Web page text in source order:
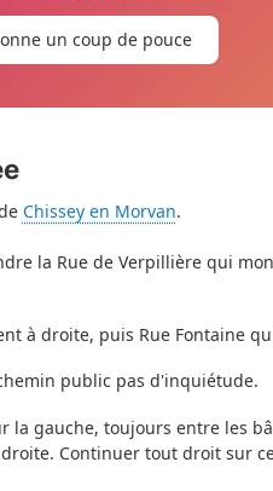
un coup de pouce
Chissey en Morvan.
la Rue de Verpillière qui
à droite, puis Rue Fontaine
public pas d'inquiétude.
la gauche, toujours entre les
Continuer tout droit sur